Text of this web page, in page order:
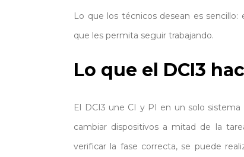
Lo que los técnicos desean es
que les permita seguir trabajando.
Lo que el DCI3
El DCI3 une CI y PI en un solo
cambiar dispositivos a mitad de la
verificar la fase correcta, se puede